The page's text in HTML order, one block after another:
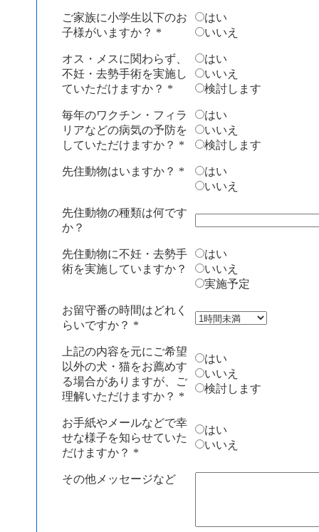
ご家族に小学生以下のお
子様がいますか？ *
はい
いいえ
オス・メスに関わらず、
不妊・去勢手術を実施し
ていただけますか？ *
はい
いいえ
検討します
毎年のワクチン・フィラ
リアなどの病気の予防を
していただけますか？ *
はい
いいえ
検討します
先住動物はいますか？ *
はい
いいえ
先住動物の種類は何です
か？
先住動物に不妊・去勢手
術を実施していますか？
はい
いいえ
実施予定
お留守番の時間はどれく
らいですか？ *
上記の内容を元にご希望
以外の犬・猫をお薦めす
る場合がありますが、ご
理解いただけますか？ *
はい
いいえ
検討します
お手紙やメールなどで幸
せな様子を知らせていた
だけますか？ *
はい
いいえ
その他メッセージなど